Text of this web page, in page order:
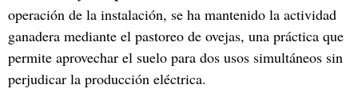
operación de la instalación, se ha mantenido la actividad
ganadera mediante el pastoreo de ovejas, una práctica que
permite aprovechar el suelo para dos usos simultáneos sin
perjudicar la producción eléctrica.